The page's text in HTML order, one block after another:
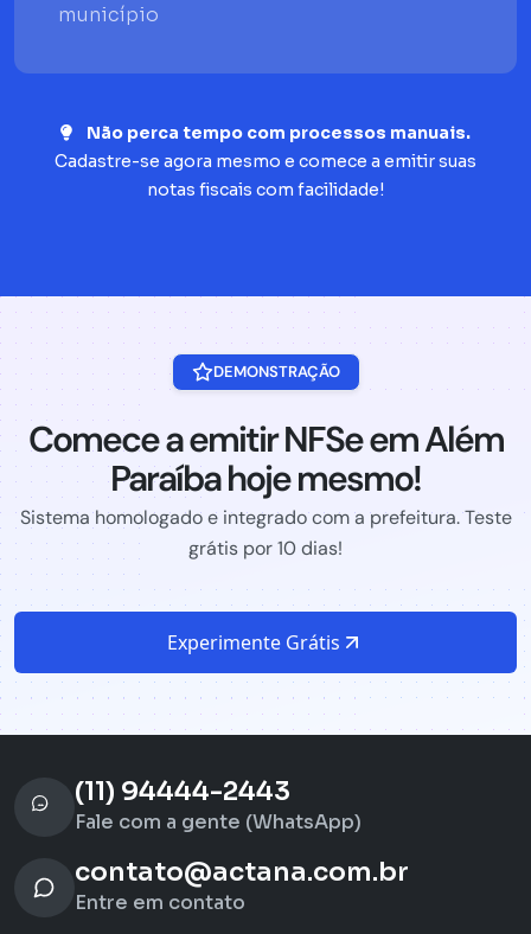
município
Não perca tempo com processos manuais.
Cadastre-se agora mesmo e comece a emitir suas
notas fiscais com facilidade!
DEMONSTRAÇÃO
Comece a emitir NFSe em Além
Paraíba hoje mesmo!
Sistema homologado e integrado com a prefeitura. Teste
grátis por 10 dias!
Experimente Grátis
(11) 94444-2443
Fale com a gente (WhatsApp)
contato@actana.com.br
Entre em contato